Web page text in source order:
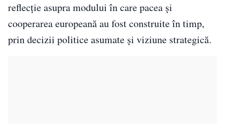
reflecție asupra modului în care pacea și
cooperarea europeană au fost construite în timp,
prin decizii politice asumate și viziune strategică.